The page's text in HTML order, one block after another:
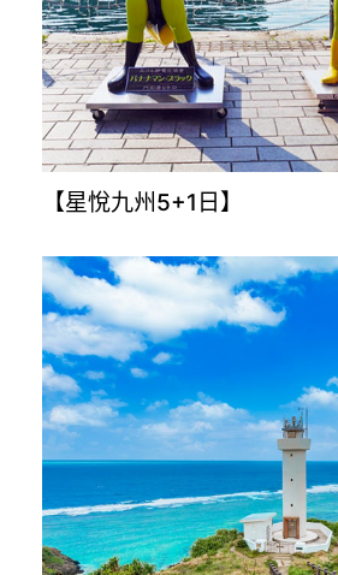
【穿越時空解密古埃及10日】
【星悅九州5+1日】